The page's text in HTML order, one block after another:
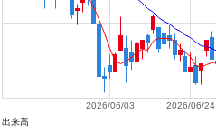
2026/06/24
2026/06/03
出来高